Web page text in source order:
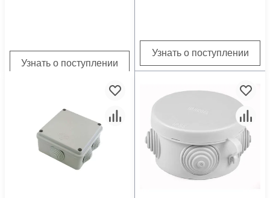
Узнать о поступлении
Узнать о поступлении